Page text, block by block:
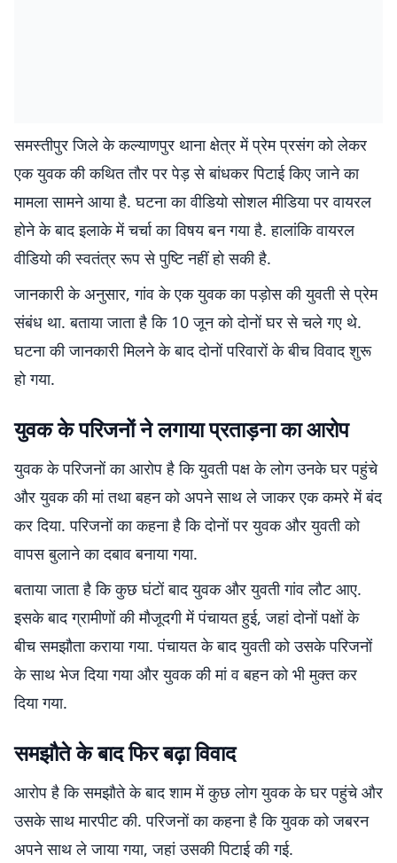
समस्तीपुर जिले के कल्याणपुर थाना क्षेत्र में प्रेम प्रसंग को लेकर
एक युवक की कथित तौर पर पेड़ से बांधकर पिटाई किए जाने का
मामला सामने आया है. घटना का वीडियो सोशल मीडिया पर वायरल
होने के बाद इलाके में चर्चा का विषय बन गया है. हालांकि वायरल
वीडियो की स्वतंत्र रूप से पुष्टि नहीं हो सकी है.
जानकारी के अनुसार, गांव के एक युवक का पड़ोस की युवती से प्रेम
संबंध था. बताया जाता है कि 10 जून को दोनों घर से चले गए थे.
घटना की जानकारी मिलने के बाद दोनों परिवारों के बीच विवाद शुरू
हो गया.
युवक के परिजनों ने लगाया प्रताड़ना का आरोप
युवक के परिजनों का आरोप है कि युवती पक्ष के लोग उनके घर पहुंचे
और युवक की मां तथा बहन को अपने साथ ले जाकर एक कमरे में बंद
कर दिया. परिजनों का कहना है कि दोनों पर युवक और युवती को
वापस बुलाने का दबाव बनाया गया.
बताया जाता है कि कुछ घंटों बाद युवक और युवती गांव लौट आए.
इसके बाद ग्रामीणों की मौजूदगी में पंचायत हुई, जहां दोनों पक्षों के
बीच समझौता कराया गया. पंचायत के बाद युवती को उसके परिजनों
के साथ भेज दिया गया और युवक की मां व बहन को भी मुक्त कर
दिया गया.
समझौते के बाद फिर बढ़ा विवाद
आरोप है कि समझौते के बाद शाम में कुछ लोग युवक के घर पहुंचे और
उसके साथ मारपीट की. परिजनों का कहना है कि युवक को जबरन
अपने साथ ले जाया गया, जहां उसकी पिटाई की गई.